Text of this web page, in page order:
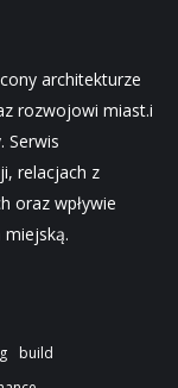
architekturze
rozwojowi miast.i
Serwis
relacjach z
oraz wpływie
build